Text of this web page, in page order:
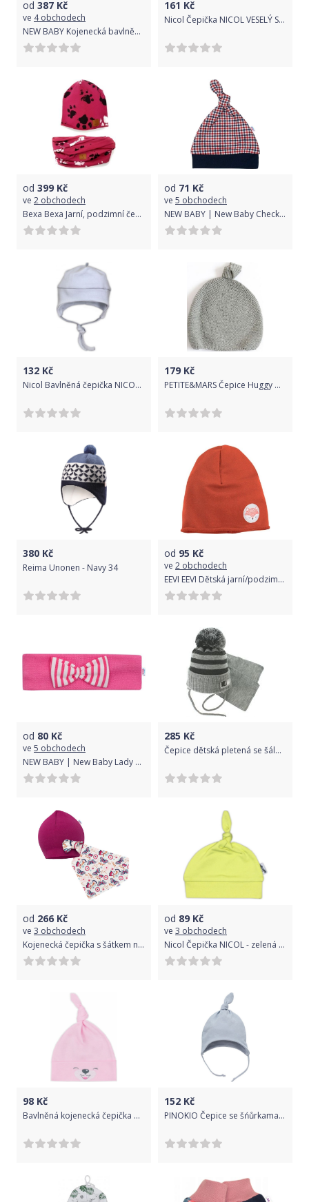
od 387 Kč
ve 4 obchodech
NEW BABY Kojenecká bavlněná čepička s oušky New Baby Favorite hnědá Hnědá 68 (4-6m)
161 Kč
Nicol Čepička NICOL VESELÝ SLONÍK - MINKY 0/3měsíců
od 399 Kč
ve 2 obchodech
Bexa Bexa Jarní, podzimní čepice komínek, Tlapky, bordó, vel. 92/98
od 71 Kč
ve 5 obchodech
NEW BABY | New Baby Checkered | Kojenecká bavlněná čepička New Baby Checkered | Modrá | 86 (12-18m)
132 Kč
Nicol Bavlněná čepička NICOL JEŠTĚRKA - šedá 68 (4-6m)
179 Kč
PETITE&MARS Čepice Huggy Grey 3-6m
380 Kč
Reima Unonen - Navy 34
od 95 Kč
ve 2 obchodech
EEVI EEVI Dětská jarní/podzimní bavlněná čepice - Adventure Liška - cihlová 56-80 (0-12m)
od 80 Kč
ve 5 obchodech
NEW BABY | New Baby Lady | Kojenecká čelenka New Baby Lady malinová | Růžová |
285 Kč
Čepice dětská pletená se šálou - TEAM šedé proužky - vel.2-4let
od 266 Kč
ve 3 obchodech
Kojenecká čepička s šátkem na krk New Baby Missy fialová 80 (9-12m)
od 89 Kč
ve 3 obchodech
Nicol Čepička NICOL - zelená 68 (4-6m)
98 Kč
Bavlněná kojenecká čepička Bobas Fashion Lucky růžová - Bavlněná kojenecká čepička Bobas Fashion Lucky růžová
152 Kč
PINOKIO Čepice se šńůrkama HELLLO chlapec modrá vel. 56